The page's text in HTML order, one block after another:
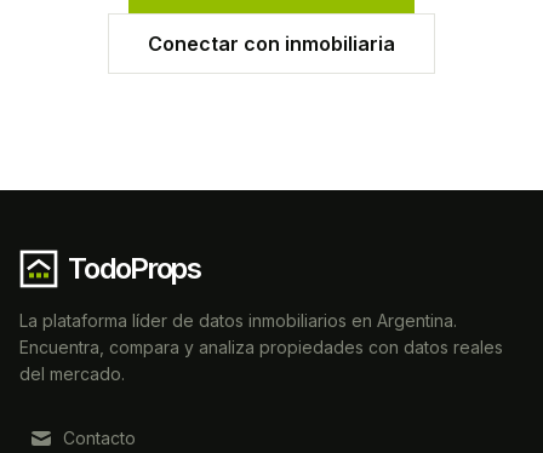
Conectar con inmobiliaria
TodoProps
La plataforma líder de datos inmobiliarios en Argentina.
Encuentra, compara y analiza propiedades con datos reales
del mercado.
Contacto